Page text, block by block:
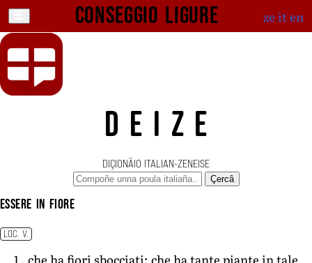
Conseggio ligure ze iten
DEIZE
DIÇIONÄIO ITALIAN-ZENEISE
Çercâ
essere in fiore
LOC. V.
che ha fiori sbocciati; che ha tante piante in tale